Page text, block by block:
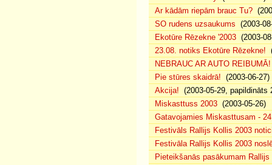
Ar kādām riepām brauc Tu?
SO rudens uzsaukums (2003-
Ekotūre Rēzekne '2003 (2003-
23.08. notiks Ekotūre Rēzekne!
NEBRAUC AR AUTO REIBUMĀ!
Pie stūres skaidrā! (2003-06-27)
Akcija! (2003-05-29, papildināts
Miskasttuss 2003 (2003-05-26)
Gatavojamies Miskasttusam -
Festivāls Rallijs Kollis 2003
Festivāla Rallijs Kollis 2003
Pieteikšanās pasākumam